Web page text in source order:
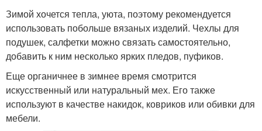
Зимой хочется тепла, уюта, поэтому рекомендуется
использовать побольше вязаных изделий. Чехлы для
подушек, салфетки можно связать самостоятельно,
добавить к ним несколько ярких пледов, пуфиков.
Еще органичнее в зимнее время смотрится
искусственный или натуральный мех. Его также
используют в качестве накидок, ковриков или обивки для
мебели.